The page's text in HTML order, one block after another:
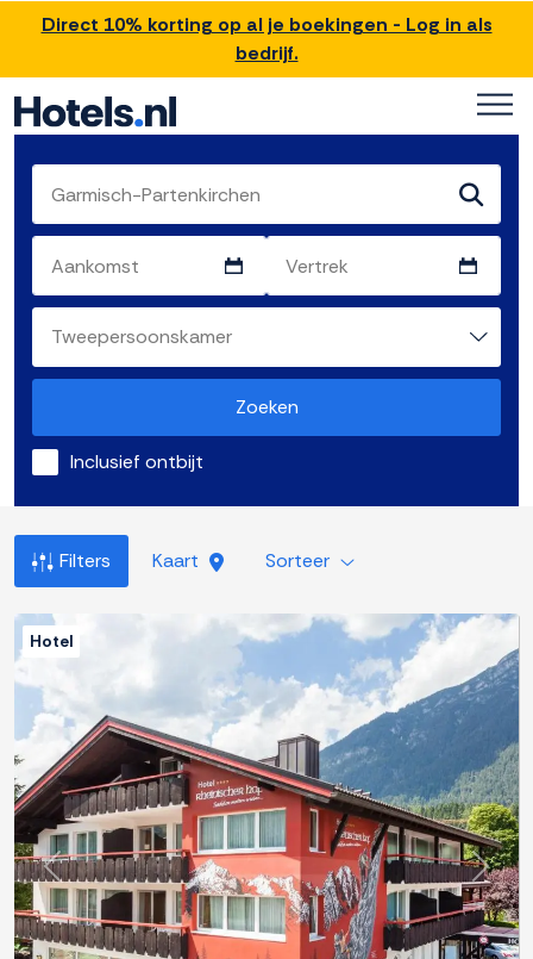
Direct 10% korting op al je boekingen - Log in als
bedrijf.
Zoeken
Inclusief ontbijt
Filters Kaart Sorteer
Previous Next
Hotel